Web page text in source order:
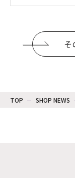
そ
TOP SHOP NEWS